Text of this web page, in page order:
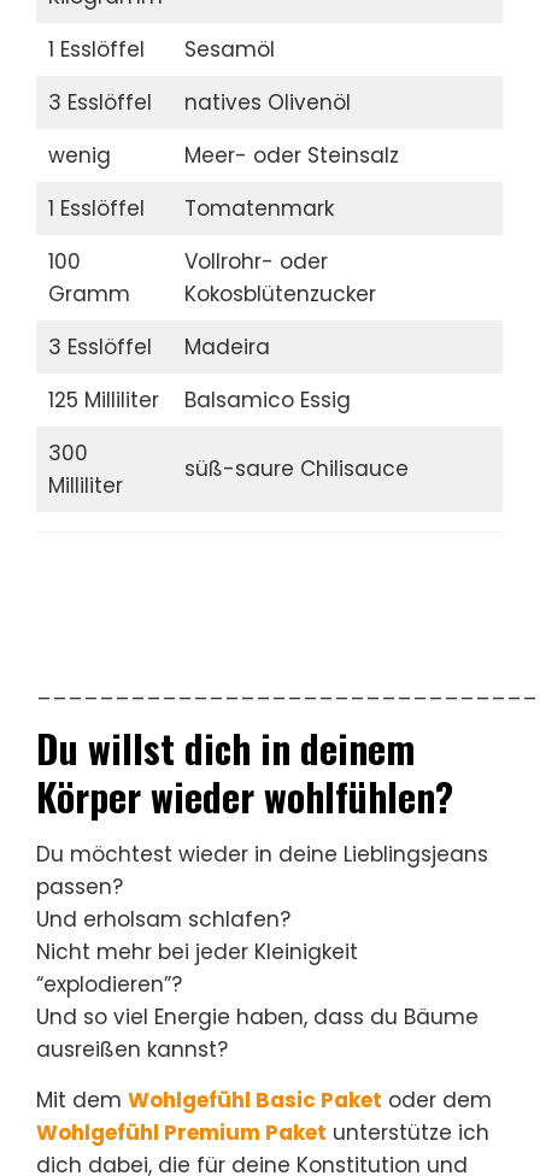
1 Esslöffel
Sesamöl
3 Esslöffel
natives Olivenöl
wenig
Meer- oder Steinsalz
1 Esslöffel
Tomatenmark
100
Gramm
Vollrohr- oder
Kokosblütenzucker
3 Esslöffel
Madeira
125 Milliliter
Balsamico Essig
300
Milliliter
süß-saure Chilisauce
Du willst dich in deinem
Körper wieder wohlfühlen?
Du möchtest wieder in deine Lieblingsjeans
passen?
Und erholsam schlafen?
Nicht mehr bei jeder Kleinigkeit
“explodieren”?
Und so viel Energie haben, dass du Bäume
ausreißen kannst?
Mit dem Wohlgefühl Basic Paket oder dem
Wohlgefühl Premium Paket unterstütze ich
dich dabei, die für deine Konstitution und